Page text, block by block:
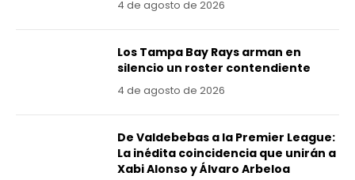
4 de agosto de 2026
Los Tampa Bay Rays arman en
silencio un roster contendiente
4 de agosto de 2026
De Valdebebas a la Premier League:
La inédita coincidencia que unirán a
Xabi Alonso y Álvaro Arbeloa